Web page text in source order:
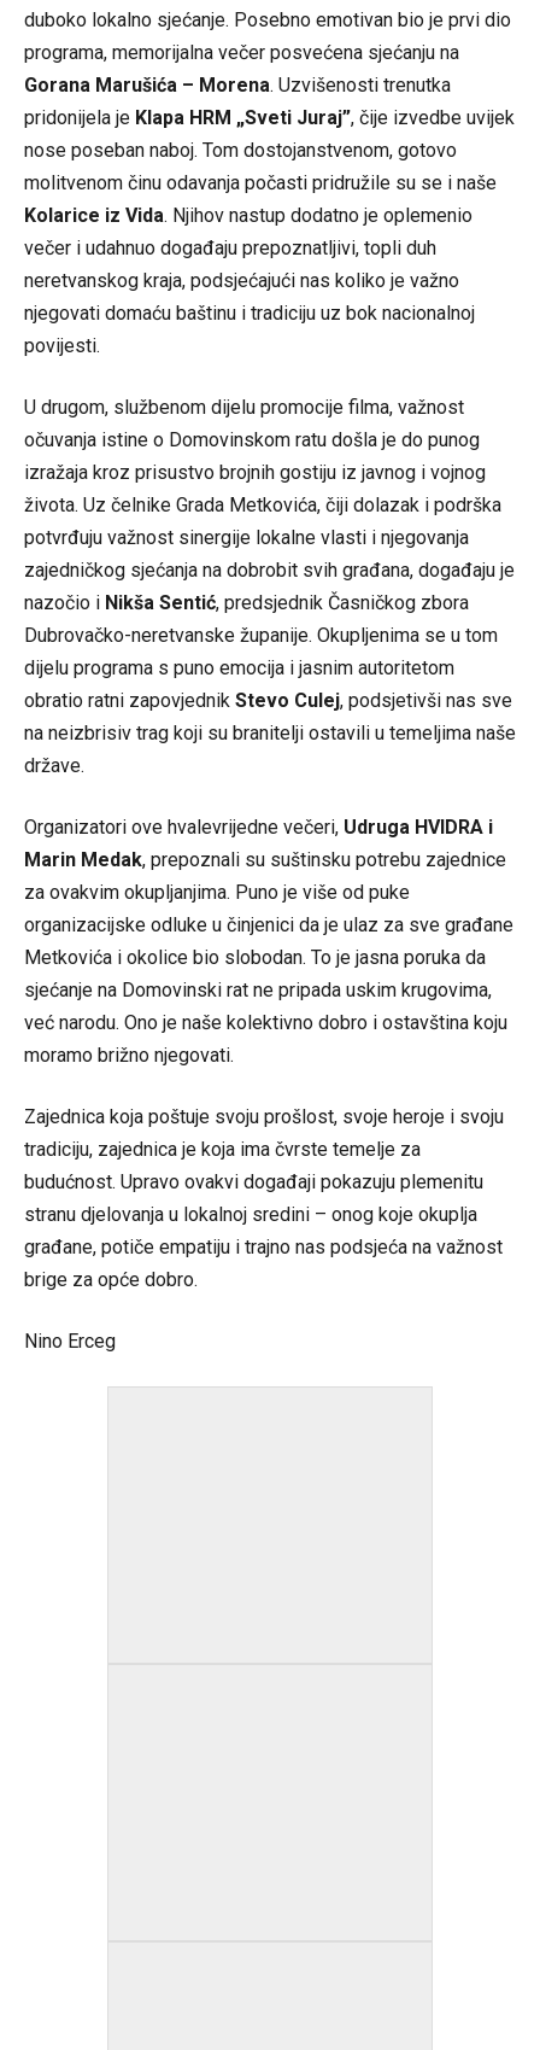
duboko lokalno sjećanje. Posebno emotivan bio je prvi dio
programa, memorijalna večer posvećena sjećanju na
Gorana Marušića – Morena. Uzvišenosti trenutka
pridonijela je Klapa HRM „Sveti Juraj”, čije izvedbe uvijek
nose poseban naboj. Tom dostojanstvenom, gotovo
molitvenom činu odavanja počasti pridružile su se i naše
Kolarice iz Vida. Njihov nastup dodatno je oplemenio
večer i udahnuo događaju prepoznatljivi, topli duh
neretvanskog kraja, podsjećajući nas koliko je važno
njegovati domaću baštinu i tradiciju uz bok nacionalnoj
povijesti.
U drugom, službenom dijelu promocije filma, važnost
očuvanja istine o Domovinskom ratu došla je do punog
izražaja kroz prisustvo brojnih gostiju iz javnog i vojnog
života. Uz čelnike Grada Metkovića, čiji dolazak i podrška
potvrđuju važnost sinergije lokalne vlasti i njegovanja
zajedničkog sjećanja na dobrobit svih građana, događaju je
nazočio i Nikša Sentić, predsjednik Časničkog zbora
Dubrovačko-neretvanske županije. Okupljenima se u tom
dijelu programa s puno emocija i jasnim autoritetom
obratio ratni zapovjednik Stevo Culej, podsjetivši nas sve
na neizbrisiv trag koji su branitelji ostavili u temeljima naše
države.
Organizatori ove hvalevrijedne večeri, Udruga HVIDRA i
Marin Medak, prepoznali su suštinsku potrebu zajednice
za ovakvim okupljanjima. Puno je više od puke
organizacijske odluke u činjenici da je ulaz za sve građane
Metkovića i okolice bio slobodan. To je jasna poruka da
sjećanje na Domovinski rat ne pripada uskim krugovima,
već narodu. Ono je naše kolektivno dobro i ostavština koju
moramo brižno njegovati.
Zajednica koja poštuje svoju prošlost, svoje heroje i svoju
tradiciju, zajednica je koja ima čvrste temelje za
budućnost. Upravo ovakvi događaji pokazuju plemenitu
stranu djelovanja u lokalnoj sredini – onog koje okuplja
građane, potiče empatiju i trajno nas podsjeća na važnost
brige za opće dobro.
Nino Erceg